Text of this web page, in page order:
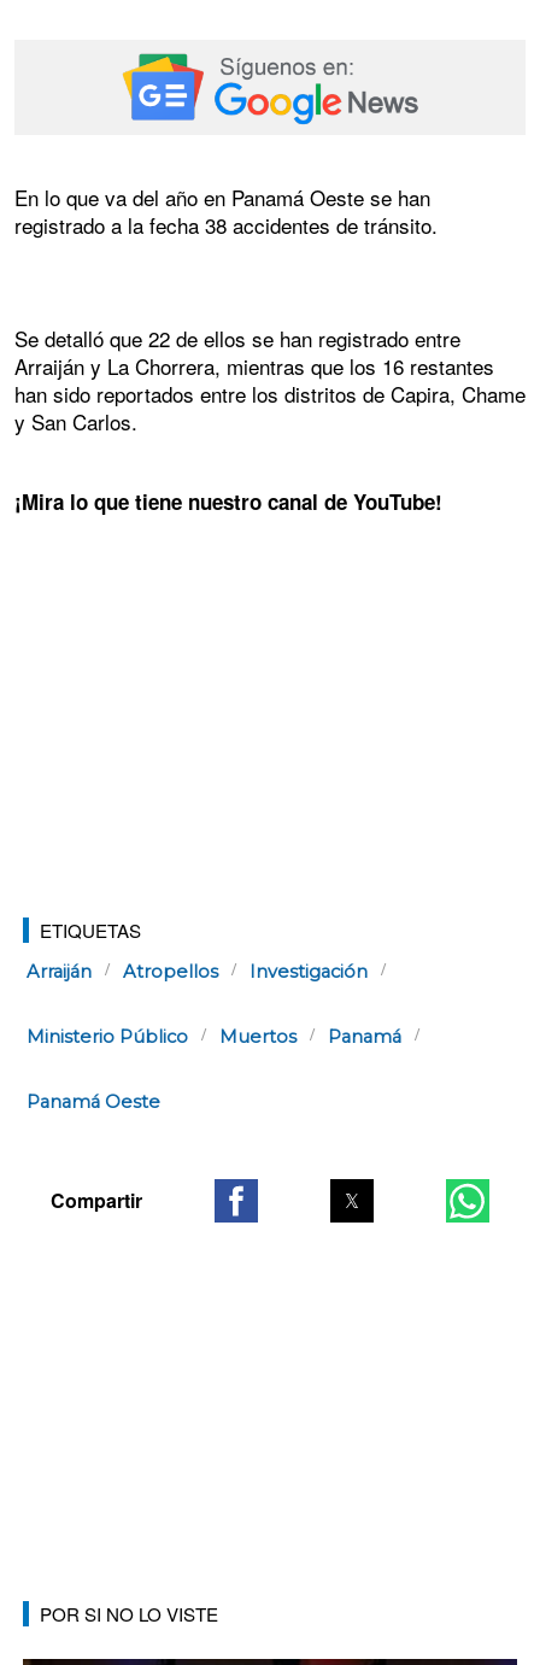
En lo que va del año en Panamá Oeste se han
registrado a la fecha 38 accidentes de tránsito.
Se detalló que 22 de ellos se han registrado entre
Arraiján y La Chorrera, mientras que los 16 restantes
han sido reportados entre los distritos de Capira, Chame
y San Carlos.
¡Mira lo que tiene nuestro canal de YouTube!
ETIQUETAS
Arraiján Atropellos Investigación
Ministerio Público Muertos Panamá
Panamá Oeste
POR SI NO LO VISTE